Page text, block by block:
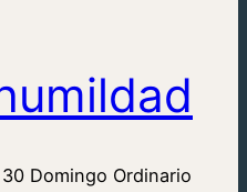
Domingo Ordinario